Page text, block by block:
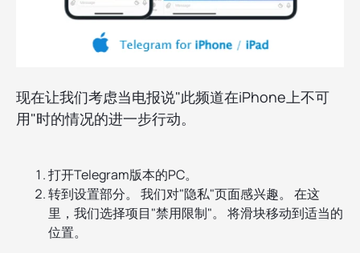
现在让我们考虑当电报说"此频道在iPhone上不可
用"时的情况的进一步行动。
打开Telegram版本的PC。
转到设置部分。 我们对"隐私"页面感兴趣。 在这
里，我们选择项目"禁用限制"。 将滑块移动到适当的
位置。